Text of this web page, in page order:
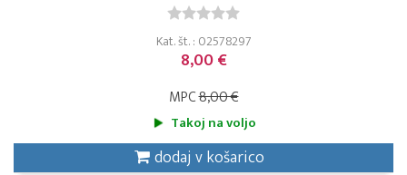
Kat. št. : 02578297
8,00 €
MPC8,00 €
Takoj na voljo
dodaj v košarico